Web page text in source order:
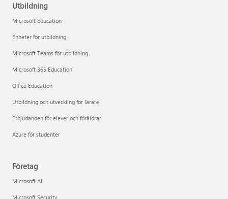
Utbildning
Microsoft Education
Enheter för utbildning
Microsoft Teams för utbildning
Microsoft 365 Education
Office Education
Utbildning och utveckling för lärare
Erbjudanden för elever och föräldrar
Azure för studenter
Företag
Microsoft AI
Microsoft Security